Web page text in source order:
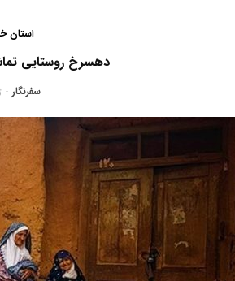
استان
دهسرخ روستایی
سفرنگار -